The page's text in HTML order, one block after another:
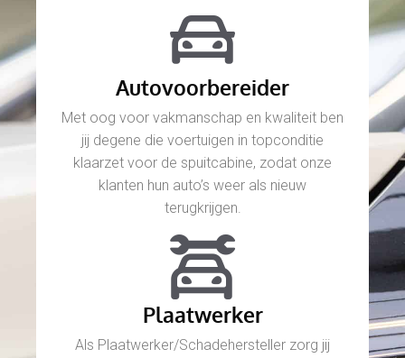
Autovoorbereider
Met oog voor vakmanschap en kwaliteit ben
jij degene die voertuigen in topconditie
klaarzet voor de spuitcabine, zodat onze
klanten hun auto’s weer als nieuw
terugkrijgen.
Plaatwerker
Als Plaatwerker/Schadehersteller zorg jij